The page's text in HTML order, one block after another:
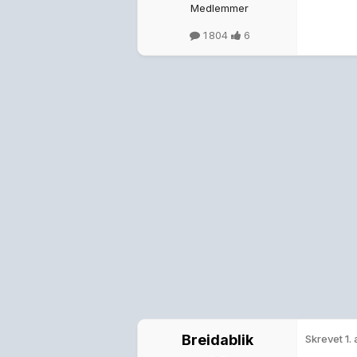
Medlemmer
1 804 6
Breidablik Skrevet1.